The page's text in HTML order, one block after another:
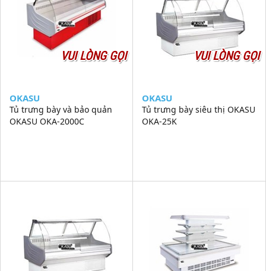
VUI LÒNG GỌI
OKASU
Tủ trưng bày và bảo quản
OKASU OKA-2000C
VUI LÒNG GỌI
OKASU
Tủ trưng bày siêu thị OKASU
OKA-25K